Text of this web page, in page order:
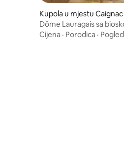
Kupola u mjestu Caignac
Dôme Lauragais sa
hidromasažnom kadom
Cijena · Porodica · Pogled